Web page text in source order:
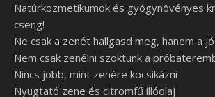
Natúrkozmetikumok és gyógynövényes
cseng!
Ne csak a zenét hallgasd meg, hanem a
Nem csak zenélni szoktunk a
Nincs jobb, mint zenére kocsikázni
Nyugtató zene és citromfű illóolaj